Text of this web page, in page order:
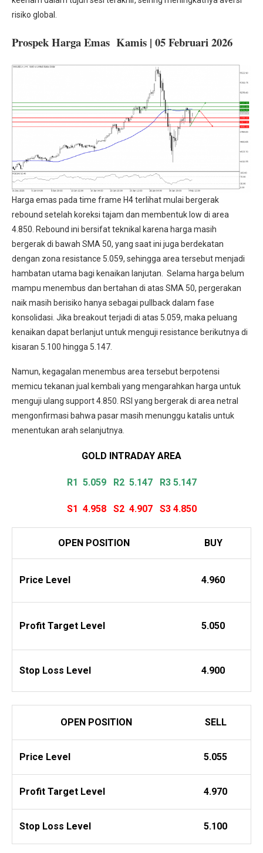
risiko global.
Prospek Harga Emas Kamis | 05 Februari 2026
Harga emas pada time frame H4 terlihat mulai bergerak
rebound setelah koreksi tajam dan membentuk low di area
4.850. Rebound ini bersifat teknikal karena harga masih
bergerak di bawah SMA 50, yang saat ini juga berdekatan
dengan zona resistance 5.059, sehingga area tersebut menjadi
hambatan utama bagi kenaikan lanjutan. Selama harga belum
mampu menembus dan bertahan di atas SMA 50, pergerakan
naik masih berisiko hanya sebagai pullback dalam fase
konsolidasi. Jika breakout terjadi di atas 5.059, maka peluang
kenaikan dapat berlanjut untuk menguji resistance berikutnya di
kisaran 5.100 hingga 5.147.
Namun, kegagalan menembus area tersebut berpotensi
memicu tekanan jual kembali yang mengarahkan harga untuk
menguji ulang support 4.850. RSI yang bergerak di area netral
mengonfirmasi bahwa pasar masih menunggu katalis untuk
menentukan arah selanjutnya.
GOLD INTRADAY AREA
R1 5.059 R2 5.147 R3 5.147
S1 4.958S2 4.907 S3 4.850
OPEN POSITION BUY
Price Level 4.960
Profit Target Level 5.050
Stop Loss Level 4.900
OPEN POSITION SELL
Price Level 5.055
Profit Target Level 4.970
Stop Loss Level 5.100